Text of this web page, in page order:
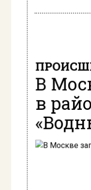
В
в